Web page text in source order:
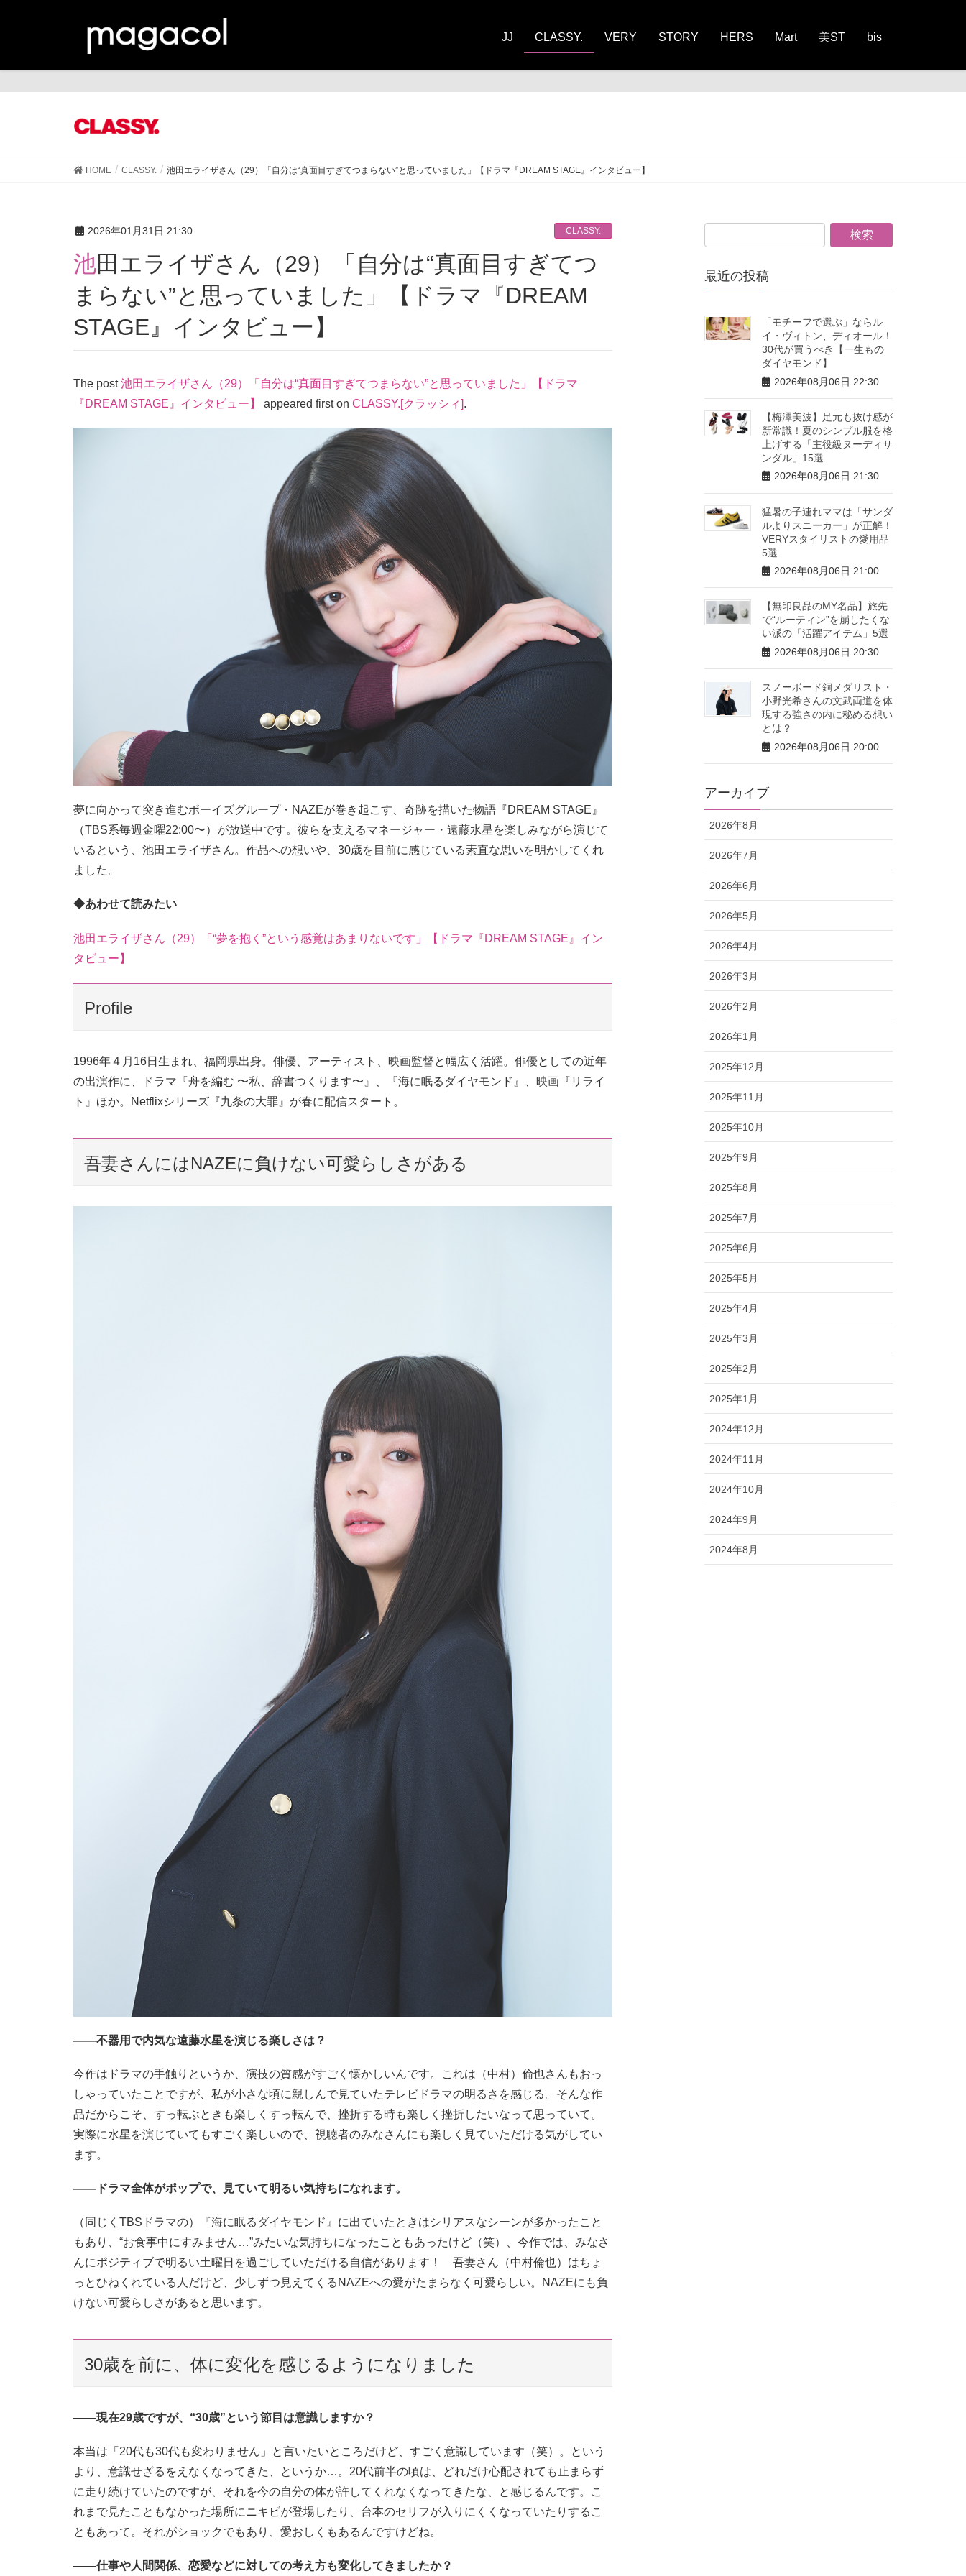
JJ CLASSY. VERY STORY HERS Mart 美ST bis
HOME CLASSY. 池田エライザさん（29）「自分は“真面目すぎてつまらない”と思っていました」【ドラマ『DREAM STAGE』インタビュー】
2026年01月31日 21:30 CLASSY.
池田エライザさん（29）「自分は“真面目すぎてつ
まらない”と思っていました」【ドラマ『DREAM
STAGE』インタビュー】
The post池田エライザさん（29）「自分は“真面目すぎてつまらない”と思っていました」【ドラマ
『DREAM STAGE』インタビュー】
appeared first on CLASSY.[クラッシィ].
夢に向かって突き進むボーイズグループ・NAZEが巻き起こす、奇跡を描いた物語『DREAM STAGE』
（TBS系毎週金曜22:00〜）が放送中です。彼らを支えるマネージャー・遠藤水星を楽しみながら演じて
いるという、池田エライザさん。作品への想いや、30歳を目前に感じている素直な思いを明かしてくれ
ました。
◆あわせて読みたい
池田エライザさん（29）「“夢を抱く”という感覚はあまりないです」【ドラマ『DREAM STAGE』イン
タビュー】
Profile
1996年４月16日生まれ、福岡県出身。俳優、アーティスト、映画監督と幅広く活躍。俳優としての近年
の出演作に、ドラマ『舟を編む 〜私、辞書つくります〜』、『海に眠るダイヤモンド』、映画『リライ
ト』ほか。Netflixシリーズ『九条の大罪』が春に配信スタート。
吾妻さんにはNAZEに負けない可愛らしさがある
——不器用で内気な遠藤水星を演じる楽しさは？
今作はドラマの手触りというか、演技の質感がすごく懐かしいんです。これは（中村）倫也さんもおっ
しゃっていたことですが、私が小さな頃に親しんで見ていたテレビドラマの明るさを感じる。そんな作
品だからこそ、すっ転ぶときも楽しくすっ転んで、挫折する時も楽しく挫折したいなって思っていて。
実際に水星を演じていてもすごく楽しいので、視聴者のみなさんにも楽しく見ていただける気がしてい
ます。
——ドラマ全体がポップで、見ていて明るい気持ちになれます。
（同じくTBSドラマの）『海に眠るダイヤモンド』に出ていたときはシリアスなシーンが多かったこと
もあり、“お食事中にすみません…”みたいな気持ちになったこともあったけど（笑）、今作では、みなさ
んにポジティブで明るい土曜日を過ごしていただける自信があります！ 吾妻さん（中村倫也）はちょ
っとひねくれている人だけど、少しずつ見えてくるNAZEへの愛がたまらなく可愛らしい。NAZEにも負
けない可愛らしさがあると思います。
30歳を前に、体に変化を感じるようになりました
——現在29歳ですが、“30歳”という節目は意識しますか？
本当は「20代も30代も変わりません」と言いたいところだけど、すごく意識しています（笑）。という
より、意識せざるをえなくなってきた、というか…。20代前半の頃は、どれだけ心配されても止まらず
に走り続けていたのですが、それを今の自分の体が許してくれなくなってきたな、と感じるんです。こ
れまで見たこともなかった場所にニキビが登場したり、台本のセリフが入りにくくなっていたりするこ
ともあって。それがショックでもあり、愛おしくもあるんですけどね。
——仕事や人間関係、恋愛などに対しての考え方も変化してきましたか？
最近の投稿
「モチーフで選ぶ」ならル
イ・ヴィトン、ディオール！
30代が買うべき【一生もの
ダイヤモンド】
2026年08月06日 22:30
【梅澤美波】足元も抜け感が
新常識！夏のシンプル服を格
上げする「主役級ヌーディサ
ンダル」15選
2026年08月06日 21:30
猛暑の子連れママは「サンダ
ルよりスニーカー」が正解！
VERYスタイリストの愛用品
5選
2026年08月06日 21:00
【無印良品のMY名品】旅先
で“ルーティン”を崩したくな
い派の「活躍アイテム」5選
2026年08月06日 20:30
スノーボード銅メダリスト・
小野光希さんの文武両道を体
現する強さの内に秘める想い
とは？
2026年08月06日 20:00
アーカイブ
2026年8月
2026年7月
2026年6月
2026年5月
2026年4月
2026年3月
2026年2月
2026年1月
2025年12月
2025年11月
2025年10月
2025年9月
2025年8月
2025年7月
2025年6月
2025年5月
2025年4月
2025年3月
2025年2月
2025年1月
2024年12月
2024年11月
2024年10月
2024年9月
2024年8月